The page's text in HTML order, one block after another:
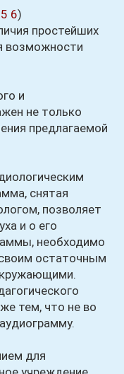
5 6)
простейших
возможности
и
не только
предлагаемой
снятая
позволяет
и о его
необходимо
остаточным
тем, что не во
для